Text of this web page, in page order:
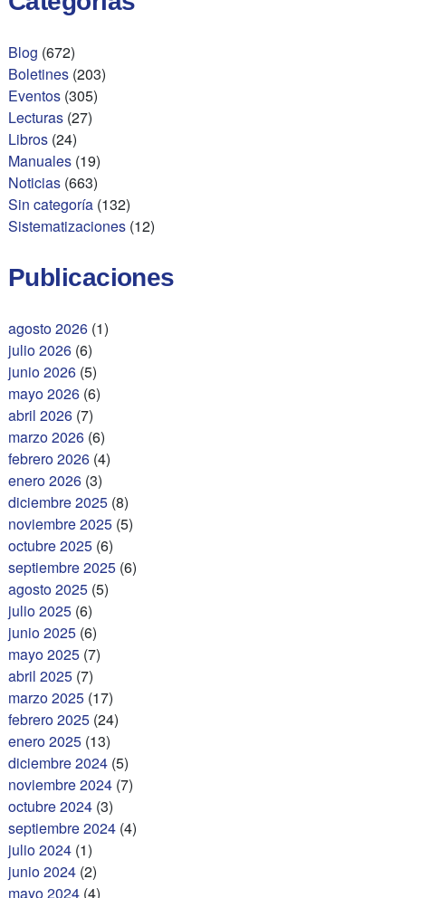
Blog (672)
Boletines (203)
Eventos (305)
Lecturas (27)
Libros (24)
Manuales (19)
Noticias (663)
Sin categoría (132)
Sistematizaciones (12)
Publicaciones
agosto 2026 (1)
julio 2026 (6)
junio 2026 (5)
mayo 2026 (6)
abril 2026 (7)
marzo 2026 (6)
febrero 2026 (4)
enero 2026 (3)
diciembre 2025 (8)
noviembre 2025 (5)
octubre 2025 (6)
septiembre 2025 (6)
agosto 2025 (5)
julio 2025 (6)
junio 2025 (6)
mayo 2025 (7)
abril 2025 (7)
marzo 2025 (17)
febrero 2025 (24)
enero 2025 (13)
diciembre 2024 (5)
noviembre 2024 (7)
octubre 2024 (3)
septiembre 2024 (4)
julio 2024 (1)
junio 2024 (2)
mayo 2024 (4)